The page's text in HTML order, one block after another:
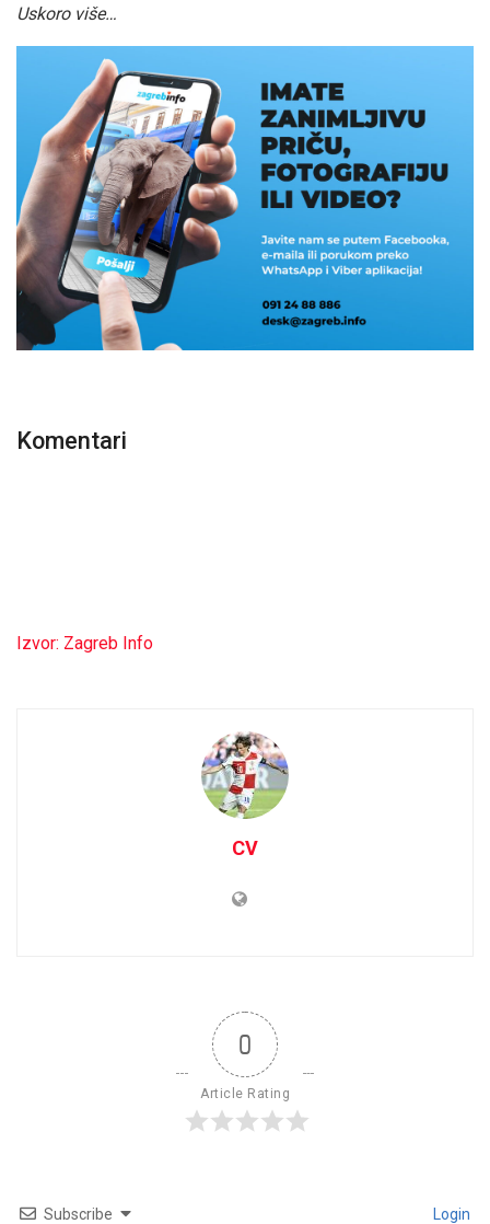
Uskoro više…
Komentari
Izvor: Zagreb Info
CV
0
Article Rating
Subscribe Login